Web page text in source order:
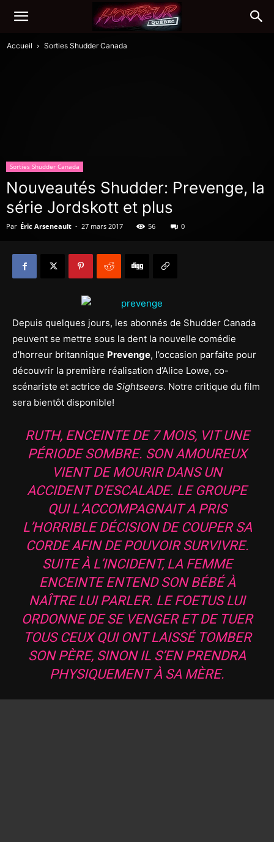
Accueil Sorties Shudder Canada
Sorties Shudder Canada
Nouveautés Shudder: Prevenge, la
série Jordskott et plus
Par Éric Arseneault - 27 mars 2017 56 0
Depuis quelques jours, les abonnés de Shudder Canada
peuvent se mettre sous la dent la nouvelle comédie
d’horreur britannique Prevenge, l’occasion parfaite pour
découvrir la première réalisation d’Alice Lowe, co-
scénariste et actrice de Sightseers. Notre critique du film
sera bientôt disponible!
RUTH, ENCEINTE DE 7 MOIS, VIT UNE
PÉRIODE SOMBRE. SON AMOUREUX
VIENT DE MOURIR DANS UN
ACCIDENT D’ESCALADE. LE GROUPE
QUI L’ACCOMPAGNAIT A PRIS
L’HORRIBLE DÉCISION DE COUPER SA
CORDE AFIN DE POUVOIR SURVIVRE.
SUITE À L’INCIDENT, LA FEMME
ENCEINTE ENTEND SON BÉBÉ À
NAÎTRE LUI PARLER. LE FOETUS LUI
ORDONNE DE SE VENGER ET DE TUER
TOUS CEUX QUI ONT LAISSÉ TOMBER
SON PÈRE, SINON IL S’EN PRENDRA
PHYSIQUEMENT À SA MÈRE.